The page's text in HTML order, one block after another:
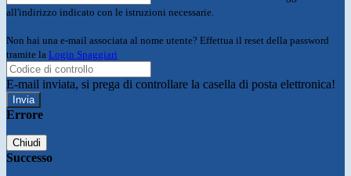
all'indirizzo indicato con le istruzioni necessarie.
Non hai una e-mail associata al nome utente? Effettua il reset della password
tramite la Login Spaggiari
E-mail inviata, si prega di controllare la casella di posta elettronica!
Errore
Chiudi
Successo